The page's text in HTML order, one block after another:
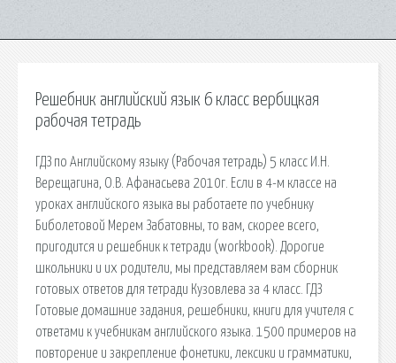
Решебник английский язык 6 класс вербицкая
рабочая тетрадь
ГДЗ по Английскому языку (Рабочая тетрадь) 5 класс И.Н.
Верещагина, О.В. Афанасьева 2010г. Если в 4-м классе на
уроках английского языка вы работаете по учебнику
Биболетовой Мерем Забатовны, то вам, скорее всего,
пригодится и решебник к тетради (workbook). Дорогие
школьники и их родители, мы представляем вам сборник
готовых ответов для тетради Кузовлева за 4 класс. ГДЗ
Готовые домашние задания, решебники, книги для учителя с
ответами к учебникам английского языка. 1500 примеров на
повторение и закрепление фонетики, лексики и грамматики,